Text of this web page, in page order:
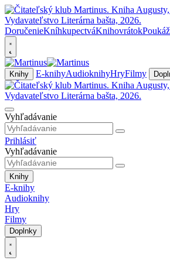
DoručenieKníhkupectváKnihovrátok
Knihy E-knihyAudioknihyHryFilmy
Vyhľadávanie
Prihlásiť
Vyhľadávanie
Knihy
E-knihy
Audioknihy
Hry
Filmy
Doplnky